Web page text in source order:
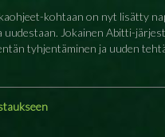
kohtaan on nyt lisätty
uudestaan. Jokainen Abitti-
tyhjentäminen ja uuden